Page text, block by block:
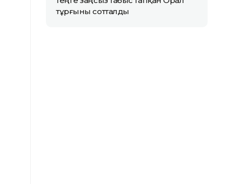
тұрғыны сотталды